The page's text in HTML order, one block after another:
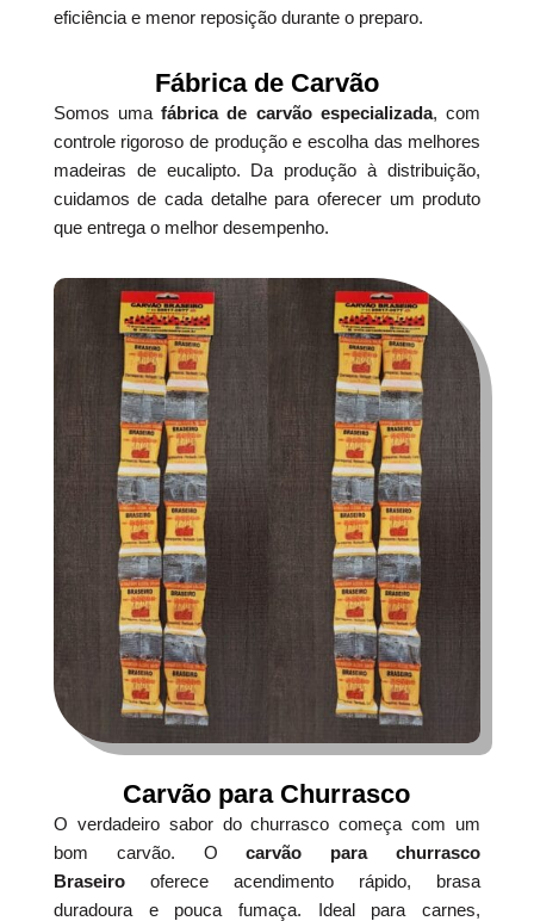
eficiência e menor reposição durante o preparo.
Fábrica de Carvão
Somos umafábrica de carvão especializada, com
controle rigoroso de produção e escolha das melhores
madeiras de eucalipto. Da produção à distribuição,
cuidamos de cada detalhe para oferecer um produto
que entrega o melhor desempenho.
Carvão para Churrasco
O verdadeiro sabor do churrasco começa com um
bom carvão. Ocarvão para churrasco
Braseirooferece acendimento rápido, brasa
duradoura e pouca fumaça. Ideal para carnes,